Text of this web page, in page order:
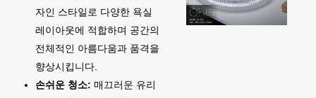
자인 스타일로 다양한 욕실
레이아웃에 적합하며 공간의
전체적인 아름다움과 품격을
향상시킵니다.
손쉬운 청소: 매끄러운 유리